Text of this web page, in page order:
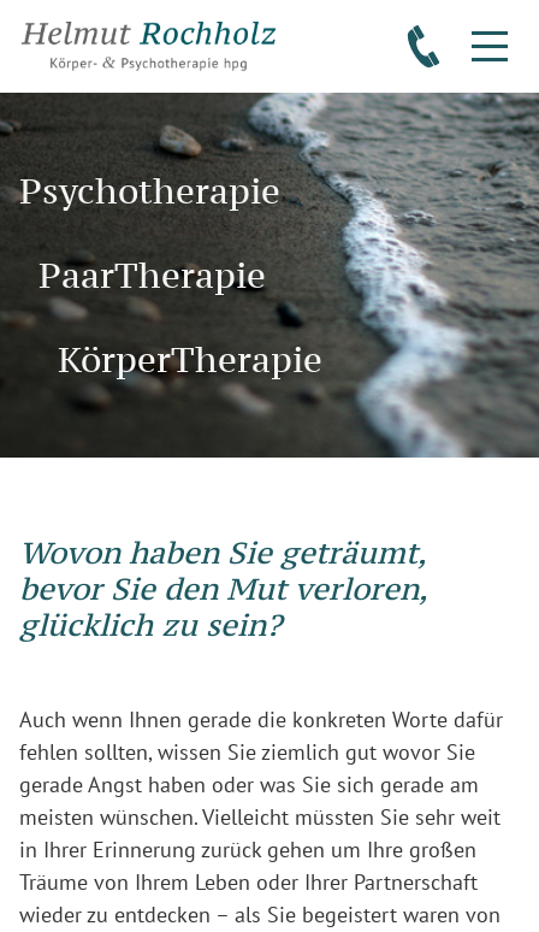
Psychotherapie
PaarTherapie
KörperTherapie
Wovon haben Sie geträumt,
bevor Sie den Mut verloren,
glücklich zu sein?
Auch wenn Ihnen gerade die konkreten Worte dafür
fehlen sollten, wissen Sie ziemlich gut wovor Sie
gerade Angst haben oder was Sie sich gerade am
meisten wünschen. Vielleicht müssten Sie sehr weit
in Ihrer Erinnerung zurück gehen um Ihre großen
Träume von Ihrem Leben oder Ihrer Partnerschaft
wieder zu entdecken – als Sie begeistert waren von